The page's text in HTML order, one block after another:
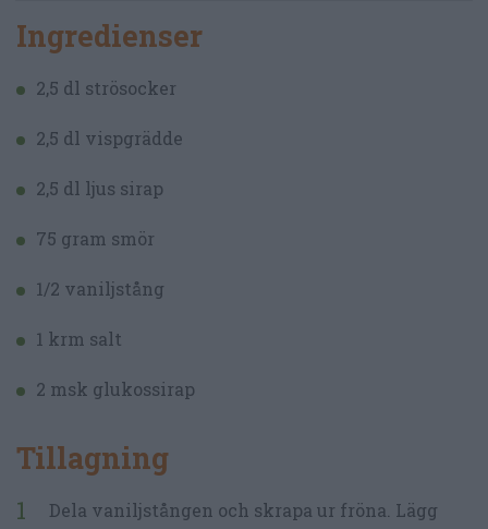
Ingredienser
2,5 dl strösocker
2,5 dl vispgrädde
2,5 dl ljus sirap
75 gram smör
1/2 vaniljstång
1 krm salt
2 msk glukossirap
Tillagning
Dela vaniljstången och skrapa ur fröna. Lägg